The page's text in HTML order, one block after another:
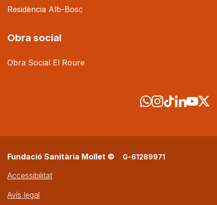
Residència Alb-Bosc
Obra social
Obra Social El Roure
Fundació Sanitària Mollet © G-61289971
Accessibilitat
Avís legal